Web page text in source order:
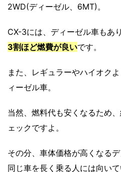
2WD(ディーゼル、6MT)。
CX-3には、ディーゼル車もあり
3割ほど燃費が良いです。
また、レギュラーやハイオク
ィーゼル車。
当然、燃料代も安くなるため
ェックですよ。
その分、車体価格が高くなる
同じ車を長く乗る人には向いて